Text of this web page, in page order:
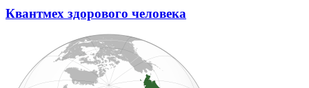
Квантмех здорового человека